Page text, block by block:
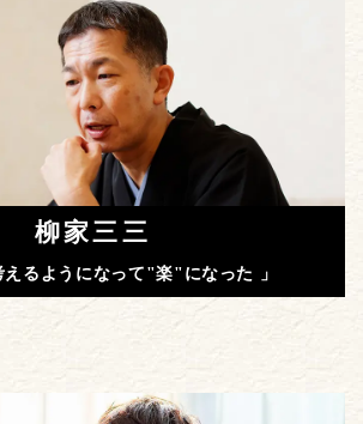
柳家三三
えるようになって"楽"になった 」